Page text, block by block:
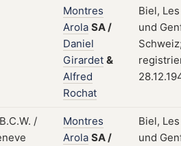
Montres
Arola SA/
Daniel
Girardet &
Alfred
Rochat
Biel,
und
Montres
Arola SA/
Biel,
und